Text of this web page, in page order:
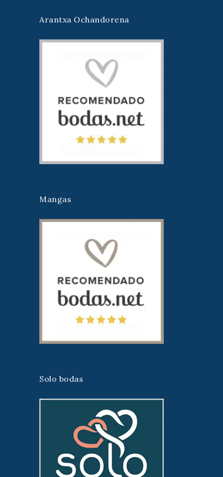
Arantxa Ochandorena
Mangas
Solo bodas